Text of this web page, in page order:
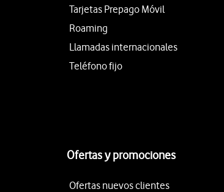
Tarjetas Prepago Móvil
Roaming
Llamadas internacionales
Teléfono fijo
Ofertas y promociones
Ofertas nuevos clientes